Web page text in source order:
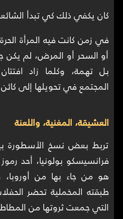
كان يكفي ذلك كي تبدأ
في زمن كانت فيه المرأة
أو السحر أو المرض، لم
بل تهمة، وكلما زاد
المجتمع في تحويلها إلى
العشيقة، المغنية، واللعنة
تربط بعض نسخ الأسطورة
فرانسيسكو بولونيا، أحد
هو من جاء بها من
طبقته المخملية تحضر
التي جمعت ثروتها من